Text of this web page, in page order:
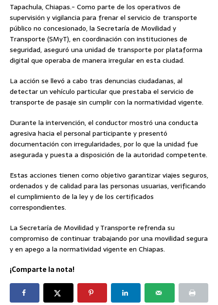
Tapachula, Chiapas.- Como parte de los operativos de
supervisión y vigilancia para frenar el servicio de transporte
público no concesionado, la Secretaría de Movilidad y
Transporte (SMyT), en coordinación con instituciones de
seguridad, aseguró una unidad de transporte por plataforma
digital que operaba de manera irregular en esta ciudad.
La acción se llevó a cabo tras denuncias ciudadanas, al
detectar un vehículo particular que prestaba el servicio de
transporte de pasaje sin cumplir con la normatividad vigente.
Durante la intervención, el conductor mostró una conducta
agresiva hacia el personal participante y presentó
documentación con irregularidades, por lo que la unidad fue
asegurada y puesta a disposición de la autoridad competente.
Estas acciones tienen como objetivo garantizar viajes seguros,
ordenados y de calidad para las personas usuarias, verificando
el cumplimiento de la ley y de los certificados
correspondientes.
La Secretaría de Movilidad y Transporte refrenda su
compromiso de continuar trabajando por una movilidad segura
y en apego a la normatividad vigente en Chiapas.
¡Comparte la nota!